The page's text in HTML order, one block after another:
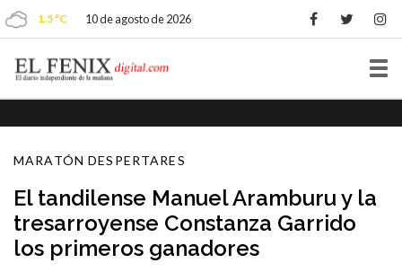
1.5 ºC 10 de agosto de 2026
MARATÓN DESPERTARES
El tandilense Manuel Aramburu y la
tresarroyense Constanza Garrido
los primeros ganadores